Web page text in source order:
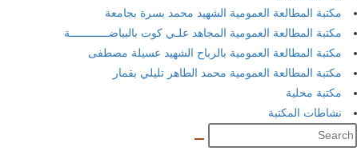
مكتبة المطالعة العمومية الشهيد محمد بسرة بجامعة
مكتبة المطالعة العمومية المجاهد علـي كوت بالبياضــــــــــــة
مكتبة المطالعة العمومية بالرباح الشهيد عسيلة مصطفى
مكتبة المطالعة العمومية محمد الطاهر تليلي بقمار
مكتبة محلية
نشاطات المكتبة